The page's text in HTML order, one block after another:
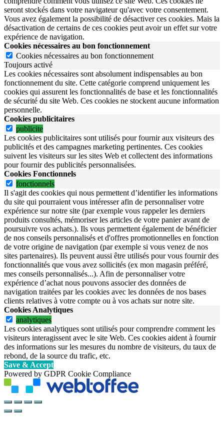
seront stockés dans votre navigateur qu'avec votre consentement.
Vous avez également la possibilité de désactiver ces cookies. Mais la
désactivation de certains de ces cookies peut avoir un effet sur votre
expérience de navigation.
Cookies nécessaires au bon fonctionnement
Cookies nécessaires au bon fonctionnement
Toujours activé
Les cookies nécessaires sont absolument indispensables au bon
fonctionnement du site. Cette catégorie comprend uniquement les
cookies qui assurent les fonctionnalités de base et les fonctionnalités
de sécurité du site Web. Ces cookies ne stockent aucune information
personnelle.
Cookies publicitaires
publicite
Les cookies publicitaires sont utilisés pour fournir aux visiteurs des
publicités et des campagnes marketing pertinentes. Ces cookies
suivent les visiteurs sur les sites Web et collectent des informations
pour fournir des publicités personnalisées.
Cookies Fonctionnels
fonctionnels
Il s'agit des cookies qui nous permettent d’identifier les informations
du site qui pourraient vous intéresser afin de personnaliser votre
expérience sur notre site (par exemple vous rappeler les derniers
produits consultés, mémoriser les articles de votre panier avant de
poursuivre vos achats.). Ils vous permettent également de bénéficier
de nos conseils personnalisés et d'offres promotionnelles en fonction
de votre origine de navigation (par exemple si vous venez de nos
sites partenaires). Ils peuvent aussi être utilisés pour vous fournir des
fonctionnalités que vous avez sollicités (ex mon magasin préféré,
mes conseils personnalisés...). Afin de personnaliser votre
expérience d’achat nous pouvons associer des données de
navigation traitées par les cookies avec les données de nos bases
clients relatives à votre compte ou à vos achats sur notre site.
Cookies Analytiques
analytiques
Les cookies analytiques sont utilisés pour comprendre comment les
visiteurs interagissent avec le site Web. Ces cookies aident à fournir
des informations sur les mesures du nombre de visiteurs, du taux de
rebond, de la source du trafic, etc.
Save & Accept
Powered by GDPR Cookie Compliance